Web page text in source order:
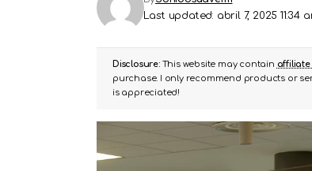
Last updated: abril 7, 2025 11:34
Disclosure:This website may contain affiliate
purchase. I only recommend products or
is appreciated!